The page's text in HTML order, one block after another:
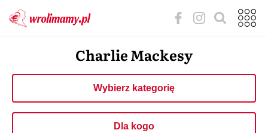
Charlie Mackesy
Wybierz kategorię
Dla kogo